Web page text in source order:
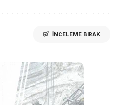
İNCELEME BIRAK